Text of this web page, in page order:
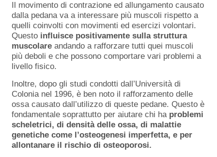
Il movimento di contrazione ed allungamento causato
dalla pedana va a interessare più muscoli rispetto a
quelli coinvolti con movimenti ed esercizi volontari.
Questo influisce positivamente sulla struttura
muscolare andando a rafforzare tutti quei muscoli
più deboli e che possono comportare vari problemi a
livello fisico.
Inoltre, dopo gli studi condotti dall’Università di
Colonia nel 1996, è ben noto il rafforzamento delle
ossa causato dall’utilizzo di queste pedane. Questo è
fondamentale soprattutto per aiutare chi ha problemi
scheletrici, di densità delle ossa, di malattie
genetiche come l’osteogenesi imperfetta, e per
allontanare il rischio di osteoporosi.